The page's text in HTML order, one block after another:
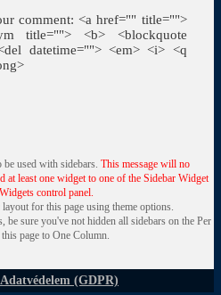
comment: <a href="" title="">
title=""> <b> <blockquote
datetime=""> <em> <i> <q
be used with sidebars. This message will no
at least one widget to one of the Sidebar Widget
control panel.
for this page using theme options.
be sure you've not hidden all sidebars on the Per
page to One Column.
Adatvédelem (GDPR)